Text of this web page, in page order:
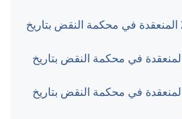
القضية رقم ‎1832‏/‎2018‏ المنعقدة في محكمة النقض بتاريخ
القضية رقم ‎784‏/‎2019‏ المنعقدة في محكمة النقض بتاريخ
القضية رقم ‎963‏/‎2019‏ المنعقدة في محكمة النقض بتاريخ